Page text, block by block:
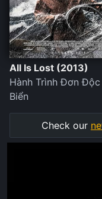
All Is Lost (2013)
Hành Trình Đơn Độc
Biển
Check our